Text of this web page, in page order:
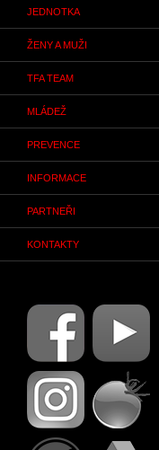
JEDNOTKA
ŽENY A MUŽI
TFA TEAM
MLÁDEŽ
PREVENCE
INFORMACE
PARTNEŘI
KONTAKTY